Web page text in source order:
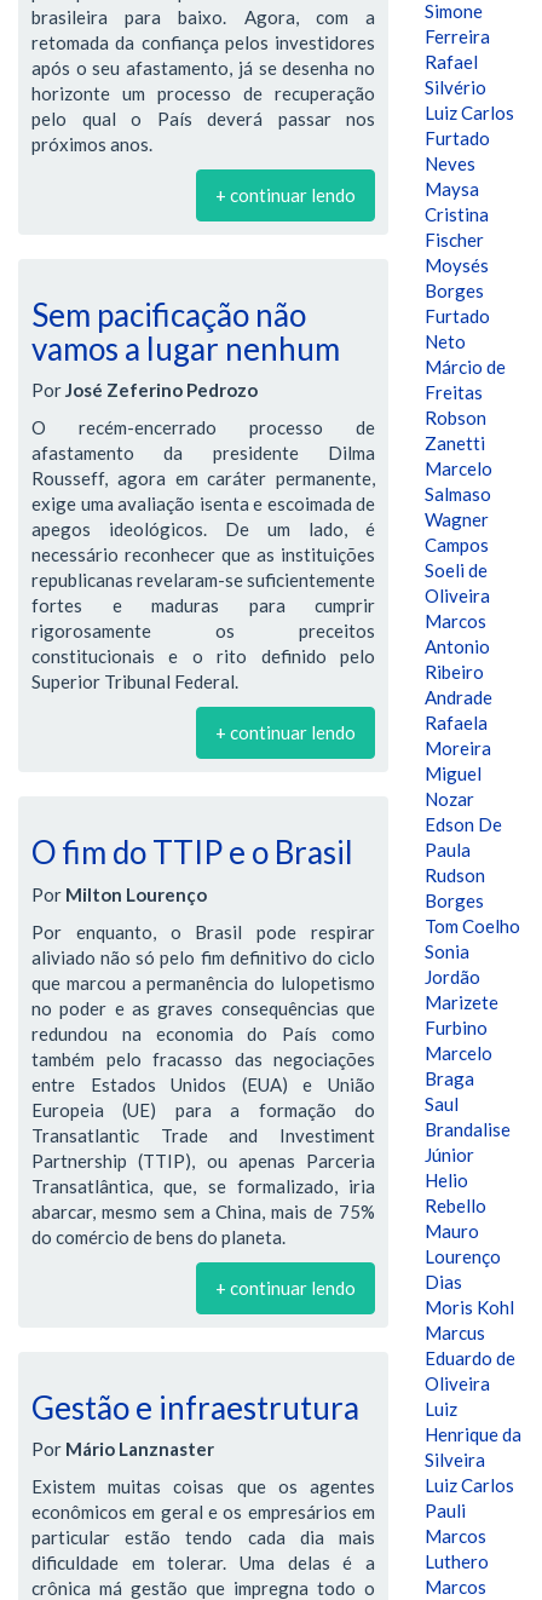
brasileira para baixo. Agora, com a
retomada da confiança pelos investidores
após o seu afastamento, já se desenha no
horizonte um processo de recuperação
pelo qual o País deverá passar nos
próximos anos.
+ continuar lendo
Sem pacificação não
vamos a lugar nenhum
PorJosé Zeferino Pedrozo
O recém-encerrado processo de
afastamento da presidente Dilma
Rousseff, agora em caráter permanente,
exige uma avaliação isenta e escoimada de
apegos ideológicos. De um lado, é
necessário reconhecer que as instituições
republicanas revelaram-se suficientemente
fortes e maduras para cumprir
rigorosamente os preceitos
constitucionais e o rito definido pelo
Superior Tribunal Federal.
+ continuar lendo
O fim do TTIP e o Brasil
Por Milton Lourenço
Por enquanto, o Brasil pode respirar
aliviado não só pelo fim definitivo do ciclo
que marcou a permanência do lulopetismo
no poder e as graves consequências que
redundou na economia do País como
também pelo fracasso das negociações
entre Estados Unidos (EUA) e União
Europeia (UE) para a formação do
Transatlantic Trade and Investiment
Partnership (TTIP), ou apenas Parceria
Transatlântica, que, se formalizado, iria
abarcar, mesmo sem a China, mais de 75%
do comércio de bens do planeta.
+ continuar lendo
Gestão e infraestrutura
Por Mário Lanznaster
Existem muitas coisas que os agentes
econômicos em geral e os empresários em
particular estão tendo cada dia mais
dificuldade em tolerar. Uma delas é a
crônica má gestão que impregna todo o
Simone
Ferreira
Rafael
Silvério
Luiz Carlos
Furtado
Neves
Maysa
Cristina
Fischer
Moysés
Borges
Furtado
Neto
Márcio de
Freitas
Robson
Zanetti
Marcelo
Salmaso
Wagner
Campos
Soeli de
Oliveira
Marcos
Antonio
Ribeiro
Andrade
Rafaela
Moreira
Miguel
Nozar
Edson De
Paula
Rudson
Borges
Tom Coelho
Sonia
Jordão
Marizete
Furbino
Marcelo
Braga
Saul
Brandalise
Júnior
Helio
Rebello
Mauro
Lourenço
Dias
Moris Kohl
Marcus
Eduardo de
Oliveira
Luiz
Henrique da
Silveira
Luiz Carlos
Pauli
Marcos
Luthero
Marcos